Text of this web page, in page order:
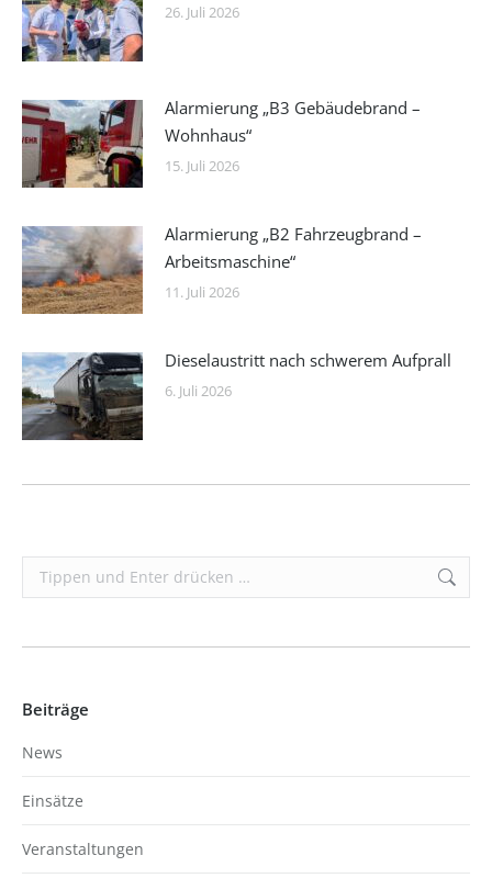
26. Juli 2026
Alarmierung „B3 Gebäudebrand –
Wohnhaus“
15. Juli 2026
Alarmierung „B2 Fahrzeugbrand –
Arbeitsmaschine“
11. Juli 2026
Dieselaustritt nach schwerem Aufprall
6. Juli 2026
Search:
Beiträge
News
Einsätze
Veranstaltungen